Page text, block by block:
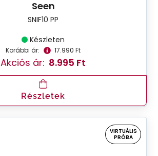
Seen
SNIF10 PP
Készleten
Korábbi ár: 17.990 Ft
Akciós ár: 8.995 Ft
Részletek
VIRTUÁLIS
PRÓBA